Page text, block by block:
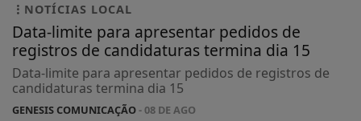
NOTÍCIAS LOCAL
Data-limite para apresentar pedidos de
registros de candidaturas termina dia 15
Data-limite para apresentar pedidos de registros de
candidaturas termina dia 15
GENESIS COMUNICAÇÃO- 08 DE AGO